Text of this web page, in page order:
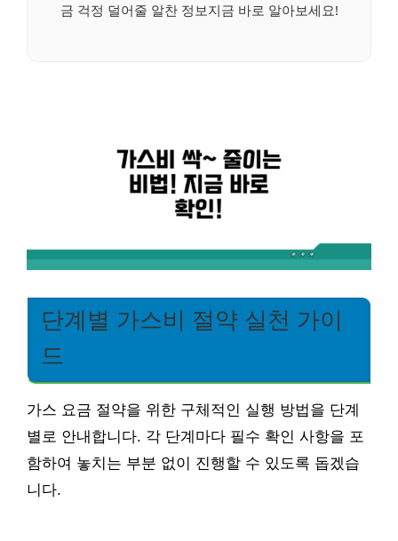
금 걱정 덜어줄 알찬 정보지금 바로 알아보세요!
단계별 가스비 절약 실천 가이
드
가스 요금 절약을 위한 구체적인 실행 방법을 단계
별로 안내합니다. 각 단계마다 필수 확인 사항을 포
함하여 놓치는 부분 없이 진행할 수 있도록 돕겠습
니다.